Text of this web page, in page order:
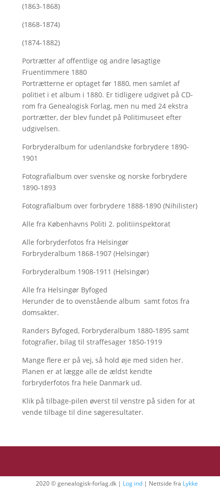
(1863-1868)
(1868-1874)
(1874-1882)
Portrætter af offentlige og andre løsagtige
Fruentimmere 1880
Portrætterne er optaget før 1880, men samlet af
politiet i et album i 1880. Er tidligere udgivet på CD-
rom fra Genealogisk Forlag, men nu med 24 ekstra
portrætter, der blev fundet på Politimuseet efter
udgivelsen.
Forbryderalbum for udenlandske forbrydere 1890-
1901
Fotografialbum over svenske og norske forbrydere
1890-1893
Fotografialbum over forbrydere 1888-1890 (Nihilister)
Alle fra Københavns Politi 2. politiinspektorat
Alle forbryderfotos fra Helsingør
Forbryderalbum 1868-1907 (Helsingør)
Forbryderalbum 1908-1911 (Helsingør)
Alle fra Helsingør Byfoged
Herunder de to ovenstående album samt fotos fra
domsakter.
Randers Byfoged, Forbryderalbum 1880-1895 samt
fotografier, bilag til straffesager 1850-1919
Mange flere er på vej, så hold øje med siden her.
Planen er at lægge alle de ældst kendte
forbryderfotos fra hele Danmark ud.
Klik på tilbage-pilen øverst til venstre på siden for at
vende tilbage til dine søgeresultater.
2020 © genealogisk-forlag.dk | Log ind | Nettside fra Lykke